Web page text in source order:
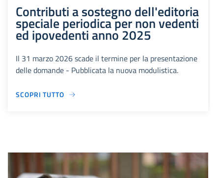
Contributi a sostegno dell'editoria
speciale periodica per non vedenti
ed ipovedenti anno 2025
Il 31 marzo 2026 scade il termine per la presentazione
delle domande - Pubblicata la nuova modulistica.
SCOPRI TUTTO